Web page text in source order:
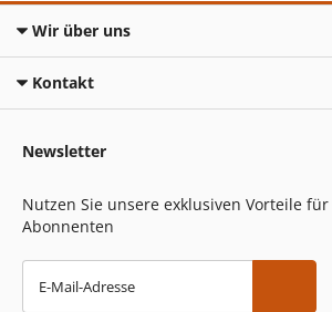
Wir über uns
Kontakt
Newsletter
Nutzen Sie unsere exklusiven Vorteile
Abonnenten
E-Mail-Adresse